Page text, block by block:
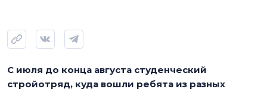
С июля до конца августа студенческий
стройотряд, куда вошли ребята из разных